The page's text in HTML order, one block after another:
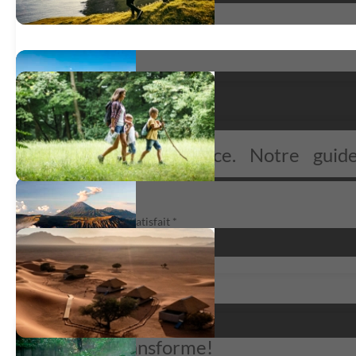
Très belle expérience. Notre
Asim ...
très satisfait *
Le Népal transforme!